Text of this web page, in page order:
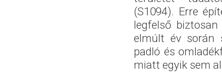
(S1094). Erre
legfelső
elmúlt év során
padló és
miatt egyik sem